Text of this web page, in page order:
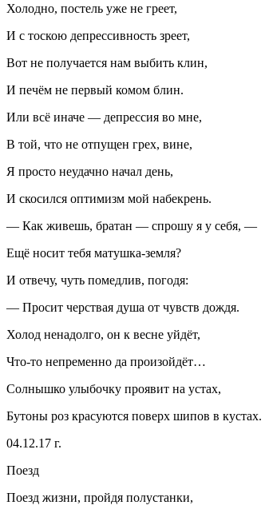
Холодно, постель уже не греет,
И с тоскою депрессивность зреет,
Вот не получается нам выбить клин,
И печём не первый комом блин.
Или всё иначе — депрессия во мне,
В той, что не отпущен грех, вине,
Я просто неудачно начал день,
И скосился оптимизм мой набекрень.
— Как живешь, братан — спрошу я у себя, —
Ещё носит тебя матушка-земля?
И отвечу, чуть помедлив, погодя:
— Просит черствая душа от чувств дождя.
Холод ненадолго, он к весне уйдёт,
Что-то непременно да произойдёт…
Солнышко улыбочку проявит на устах,
Бутоны роз красуются поверх шипов в кустах.
04.12.17 г.
Поезд
Поезд жизни, пройдя полустанки,